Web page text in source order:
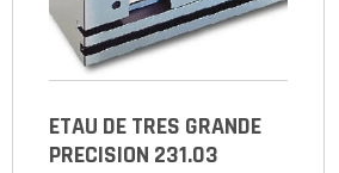
ETAU DE TRES GRANDE
PRECISION 231.03